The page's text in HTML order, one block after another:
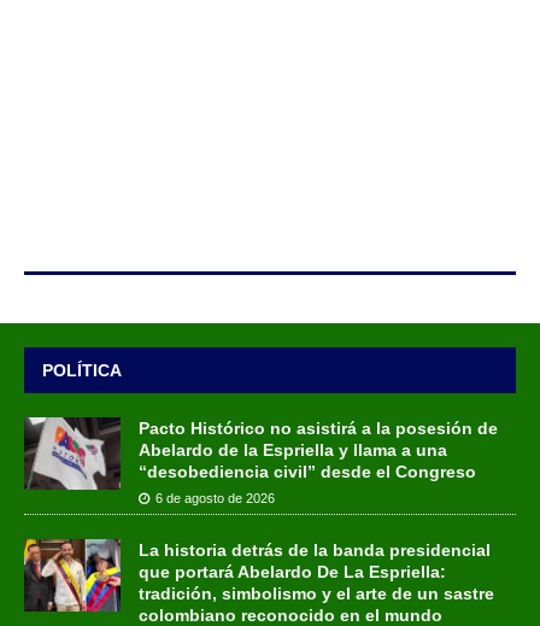
POLÍTICA
Pacto Histórico no asistirá a la posesión de
Abelardo de la Espriella y llama a una
“desobediencia civil” desde el Congreso
6 de agosto de 2026
La historia detrás de la banda presidencial
que portará Abelardo De La Espriella:
tradición, simbolismo y el arte de un sastre
colombiano reconocido en el mundo